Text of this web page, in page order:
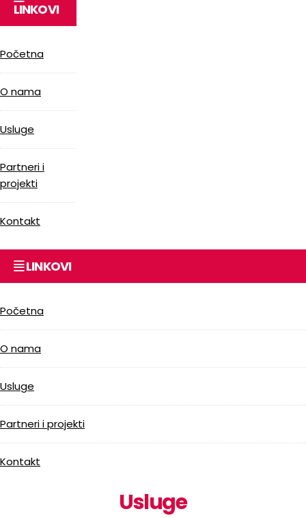
LINKOVI
Početna
O nama
Usluge
Partneri i
projekti
Kontakt
LINKOVI
Početna
O nama
Usluge
Partneri i projekti
Kontakt
Usluge